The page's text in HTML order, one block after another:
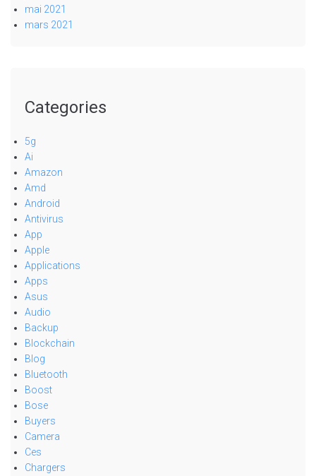
mai 2021
mars 2021
Categories
5g
Ai
Amazon
Amd
Android
Antivirus
App
Apple
Applications
Apps
Asus
Audio
Backup
Blockchain
Blog
Bluetooth
Boost
Bose
Buyers
Camera
Ces
Chargers